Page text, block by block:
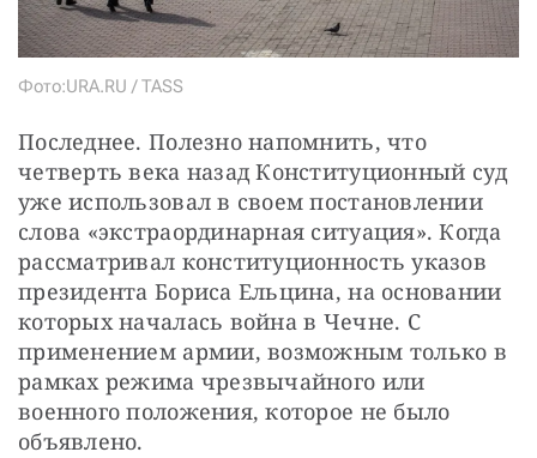
Фото:URA.RU / TASS
Последнее. Полезно напомнить, что
четверть века назад Конституционный суд
уже использовал в своем постановлении
слова «экстраординарная ситуация». Когда
рассматривал конституционность указов
президента Бориса Ельцина, на основании
которых началась война в Чечне. С
применением армии, возможным только в
рамках режима чрезвычайного или
военного положения, которое не было
объявлено.